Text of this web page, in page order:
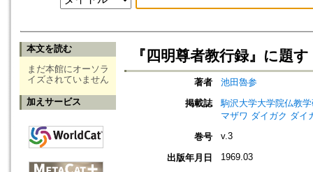
本文を読む
まだ本館にオーソラ
イズされていません
加えサービス
『四明尊者教行録』に題す
著者
池田魯参
掲載誌
駒沢大学大学院仏教
マザワ ダイガク ダイ
巻号
v.3
出版年月日 1969.03